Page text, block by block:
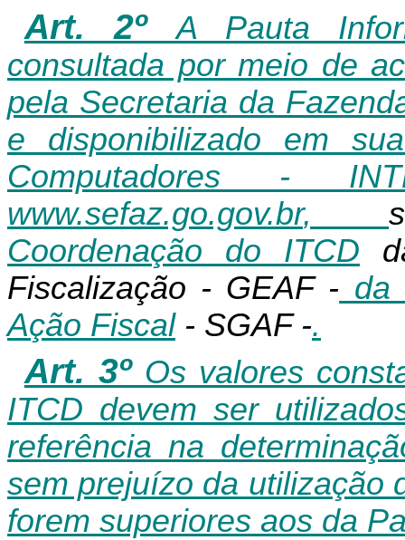
Art. 2ºA Pauta
consultada por meio de
pela Secretaria da
e disponibilizado em
Computadores -
www.sefaz.go.gov.br,
Coordenação do ITCD
Fiscalização - GEAF - da
Ação Fiscal- SGAF -.
Art. 3º Os valores
ITCD devem ser
referência na
sem prejuízo da utilização
forem superiores aos da